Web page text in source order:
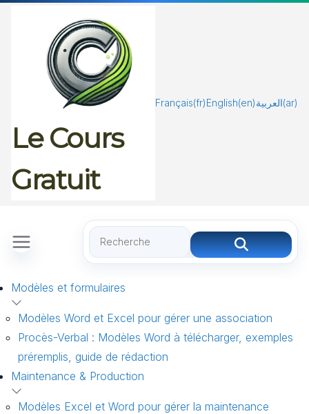
Le Cours
Gratuit
Français(fr) English(en)العربية(ar)
Modèles et formulaires
Modèles Word et Excel pour gérer une association
Procès-Verbal : Modèles Word à télécharger, exemples
préremplis, guide de rédaction
Maintenance & Production
Modèles Excel et Word pour gérer la maintenance